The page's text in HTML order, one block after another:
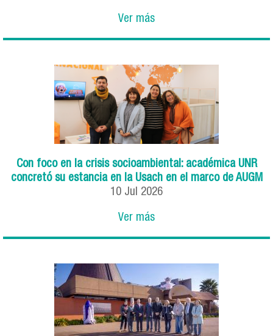
Ver más
Con foco en la crisis socioambiental: académica UNR
concretó su estancia en la Usach en el marco de AUGM
10 Jul 2026
Ver más